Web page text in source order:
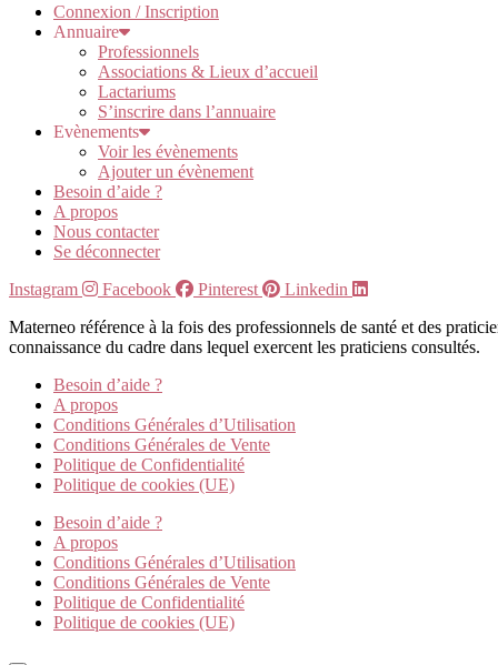
Connexion / Inscription
Annuaire
Professionnels
Associations & Lieux d’accueil
Lactariums
S’inscrire dans l’annuaire
Evènements
Voir les évènements
Ajouter un évènement
Besoin d’aide ?
A propos
Nous contacter
Se déconnecter
Instagram
Facebook Pinterest
Linkedin
Materneo référence à la fois des professionnels de santé et des
connaissance du cadre dans lequel exercent les praticiens consultés.
Besoin d’aide ?
A propos
Conditions Générales d’Utilisation
Conditions Générales de Vente
Politique de Confidentialité
Politique de cookies (UE)
Besoin d’aide ?
A propos
Conditions Générales d’Utilisation
Conditions Générales de Vente
Politique de Confidentialité
Politique de cookies (UE)